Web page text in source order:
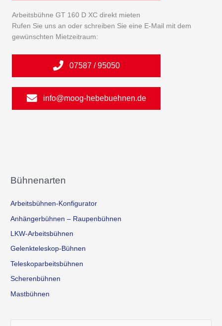
Arbeitsbühne GT 160 D XC direkt mieten
Rufen Sie uns an oder schreiben Sie eine E-Mail mit dem
gewünschten Mietzeitraum:
07587 / 95050
info@moog-hebebuehnen.de
Bühnenarten
Arbeitsbühnen-Konfigurator
Anhängerbühnen – Raupenbühnen
LKW-Arbeitsbühnen
Gelenkteleskop-Bühnen
Teleskoparbeitsbühnen
Scherenbühnen
Mastbühnen